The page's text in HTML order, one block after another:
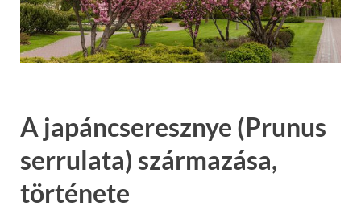
A japáncseresznye (Prunus
serrulata) származása,
története